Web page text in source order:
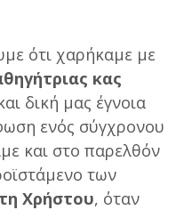
ότι χαρήκαμε με
κας
δική μας έγνοια
ενός σύγχρονου
και στο παρελθόν
των
Χρήστου, όταν